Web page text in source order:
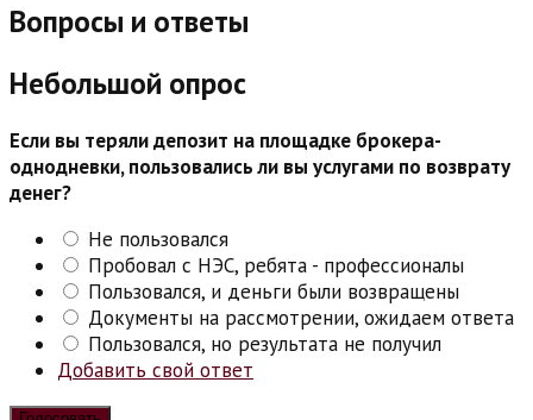
Вопросы и ответы
Небольшой опрос
Если вы теряли депозит на площадке брокера-
однодневки, пользовались ли вы услугами по возврату
денег?
Не пользовался
Пробовал с НЭС, ребята - профессионалы
Пользовался, и деньги были возвращены
Документы на рассмотрении, ожидаем ответа
Пользовался, но результата не получил
Добавить свой ответ